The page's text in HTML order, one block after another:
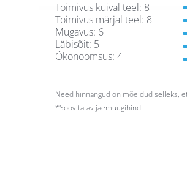
Toimivus kuival teel: 8
Toimivus märjal teel: 8
Mugavus: 6
Läbisõit: 5
Ökonoomsus: 4
Need hinnangud on mõeldud selleks,
*Soovitatav jaemüügihind